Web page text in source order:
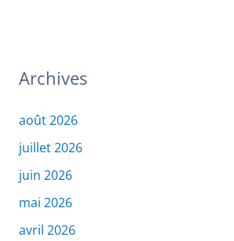
Archives
août 2026
juillet 2026
juin 2026
mai 2026
avril 2026